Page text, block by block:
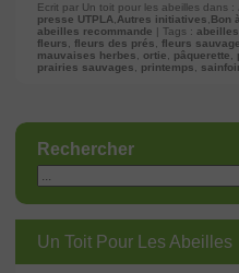
Ecrit par Un toit pour les abeilles dans :
presse UTPLA Autres initiatives Bon
abeilles recommande | Tags : abeilles
fleurs
fleurs des prés fleurs
mauvaises herbes
ortie pâquerette
prairies sauvages
printemps
Rechercher
Un Toit Pour Les Abeilles